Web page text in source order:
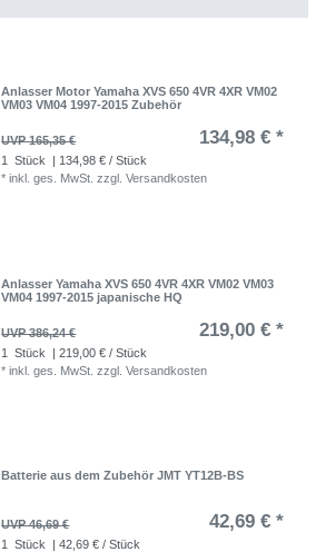
Anlasser Motor Yamaha XVS 650 4VR 4XR VM02
VM03 VM04 1997-2015 Zubehör
UVP 165,35 € 134,98 € *
1 Stück
| 134,98 € / Stück
*inkl. ges. MwSt. zzgl.Versandkosten
Anlasser Yamaha XVS 650 4VR 4XR VM02 VM03
VM04 1997-2015 japanische HQ
UVP 386,24 € 219,00 € *
1 Stück
| 219,00 € / Stück
*inkl. ges. MwSt. zzgl.Versandkosten
Batterie aus dem Zubehör JMT YT12B-BS
UVP 46,69 € 42,69 € *
1 Stück
| 42,69 € / Stück